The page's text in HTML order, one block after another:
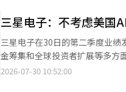
关的交易成本。他表示：“对于
高，但如果只是打算一周内持有资金，实际上保留
想象证券预计，韩国银行将在今
致油价再次大幅上涨，最终利率可能升至3.50%。 新尔建议：“现在适合
期后再在提高的利率水平下重新
规模已达到9020亿美元，较一
等。 Meta也表示，未来的支出承诺约为7000亿美元，其中约一半是尚未开始租赁期的数据中心合同，费用将分摊至
最长30年。Meta的整体支出承诺较一年前增长超过8倍。 科技
资。由于AI模型和云服务所需的计
市场对大规模投资是否能转化为
三星电子：不考虑美国
三星电子在30日的第二季度业
金筹集和全球投资者扩展等多
为长期信任并投资于三星电子的股东提供实质性的利益。”
2026-07-30 10:52:00